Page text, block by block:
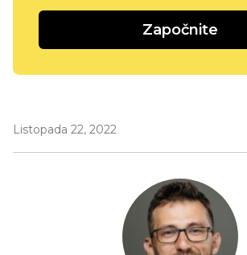
Započnite
Listopada 22, 2022